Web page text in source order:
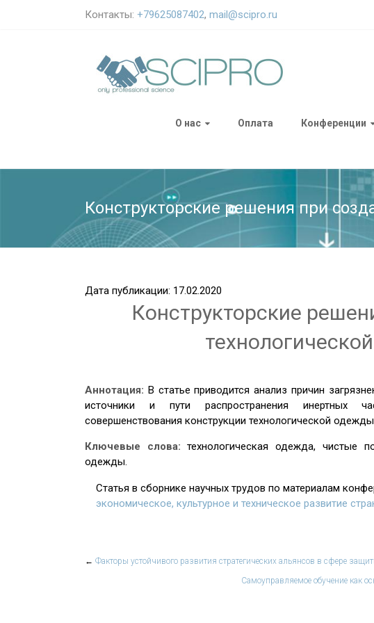
Контакты: +79625087402, mail@scipro.ru
О нас Оплата Конференции
Конструкторские решения при
Дата публикации: 17.02.2020
Конструкторские
Аннотация: В статье приводится анализ причин
источники и пути распространения инертных
совершенствования конструкции технологической
Ключевые слова:технологическая одежда, чистые
одежды.
Статья в сборнике научных трудов по материалам
экономическое, культурное и техническое развитие
← Факторы устойчивого развития стратегических альянсов в сфере
Самоуправляемое обучение как